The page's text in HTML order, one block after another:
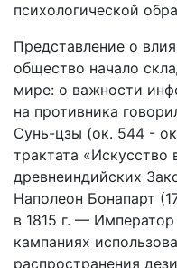
психологической
Представление о
общество начало
мире: о важности
на противника
Сунь-цзы (ок. 544 -
трактата
древнеиндийских
Наполеон Бонапарт
в 1815 г. —
кампаниях
распространения